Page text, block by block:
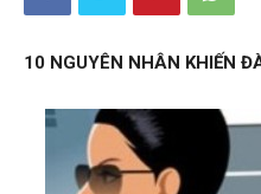
Phòng,
Tham
10 NGUYÊN NHÂN KHIẾN